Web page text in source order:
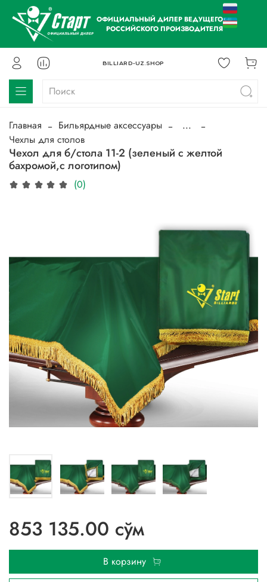
ОФИЦИАЛЬНЫЙ ДИЛЕР ВЕДУЩЕГО
РОССИЙСКОГО ПРОИЗВОДИТЕЛЯ
BILLIARD-UZ.SHOP
Главная Бильярдные аксессуары
...
Чехлы для столов
Чехол для б/стола 11-2 (зеленый с желтой
бахромой,с логотипом)
(0)
853 135.00 сўм
В корзину